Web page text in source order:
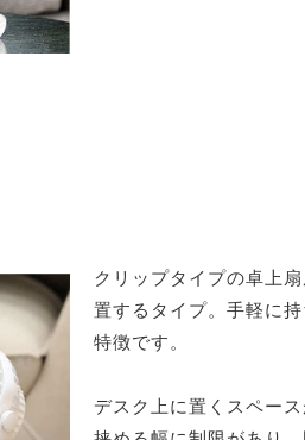
クリップタイプの卓上
置するタイプ。手軽に
特徴です。
デスク上に置くスペー